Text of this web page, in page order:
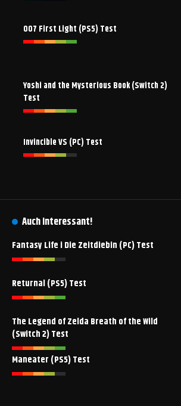
007 First Light (PS5) Test
Yoshi and the Mysterious Book (Switch 2)
Test
Invincible VS (PC) Test
Auch interessant!
Fantasy Life i Die Zeitdiebin (PC) Test
Returnal (PS5) Test
The Legend of Zelda Breath of the Wild
(Switch 2) Test
Maneater (PS5) Test